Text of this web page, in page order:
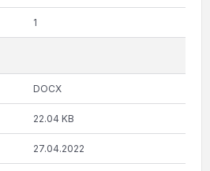
1
DOCX
22.04 KB
27.04.2022